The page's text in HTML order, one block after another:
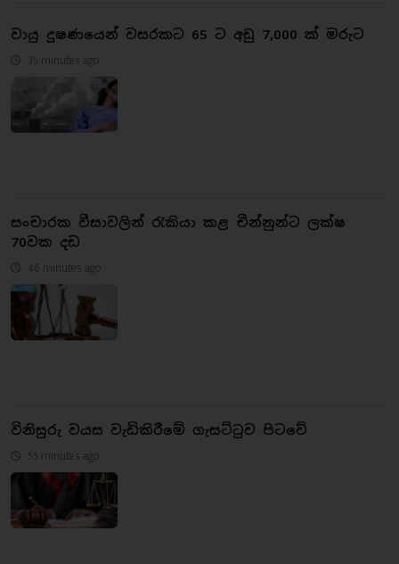
වායු දූෂණයෙන් වසරකට 65 ට අඩු 7,000 ක් මරුට
35 minutes ago
සංචාරක වීසාවලින් රැකියා කළ චීන්නුන්ට ලක්ෂ
70වක දඩ
46 minutes ago
විනිසුරු වයස වැඩිකිරීමේ ගැසට්ටුව පිටවේ
55 minutes ago